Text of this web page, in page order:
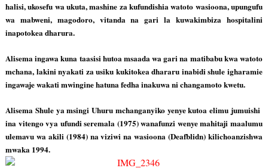
halisi, ukosefu wa ukuta, mashine za kufundishia watoto wasioona, upungufu
wa mabweni, magodoro, vitanda na gari la kuwakimbiza hospitalini
inapotokea dharura.
Alisema ingawa kuna taasisi hutoa msaada wa gari na matibabu kwa watoto
mchana, lakini nyakati za usiku kukitokea dhararu inabidi shule igharamie
ingawaje wakati mwingine hatuna fedha inakuwa ni changamoto kwetu.
Alisema Shule ya msingi Uhuru mchanganyiko yenye kutoa elimu jumuishi
ina vitengo vya ufundi seremala (1975) wanafunzi wenye mahitaji maalumu
ulemavu wa akili (1984) na viziwi na wasioona (Deafblidn) kilichoanzishwa
mwaka 1994.